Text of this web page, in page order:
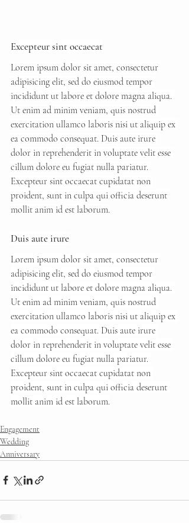
Excepteur sint occaecat
Lorem ipsum dolor sit amet, consectetur
adipisicing elit, sed do eiusmod tempor
incididunt ut labore et dolore magna aliqua.
Ut enim ad minim veniam, quis nostrud
exercitation ullamco laboris nisi ut aliquip ex
ea commodo consequat. Duis aute irure
dolor in reprehenderit in voluptate velit esse
cillum dolore eu fugiat nulla pariatur.
Excepteur sint occaecat cupidatat non
proident, sunt in culpa qui officia deserunt
mollit anim id est laborum.
Duis aute irure
Lorem ipsum dolor sit amet, consectetur
adipisicing elit, sed do eiusmod tempor
incididunt ut labore et dolore magna aliqua.
Ut enim ad minim veniam, quis nostrud
exercitation ullamco laboris nisi ut aliquip ex
ea commodo consequat. Duis aute irure
dolor in reprehenderit in voluptate velit esse
cillum dolore eu fugiat nulla pariatur.
Excepteur sint occaecat cupidatat non
proident, sunt in culpa qui officia deserunt
mollit anim id est laborum.
Engagement
Wedding
Anniversary